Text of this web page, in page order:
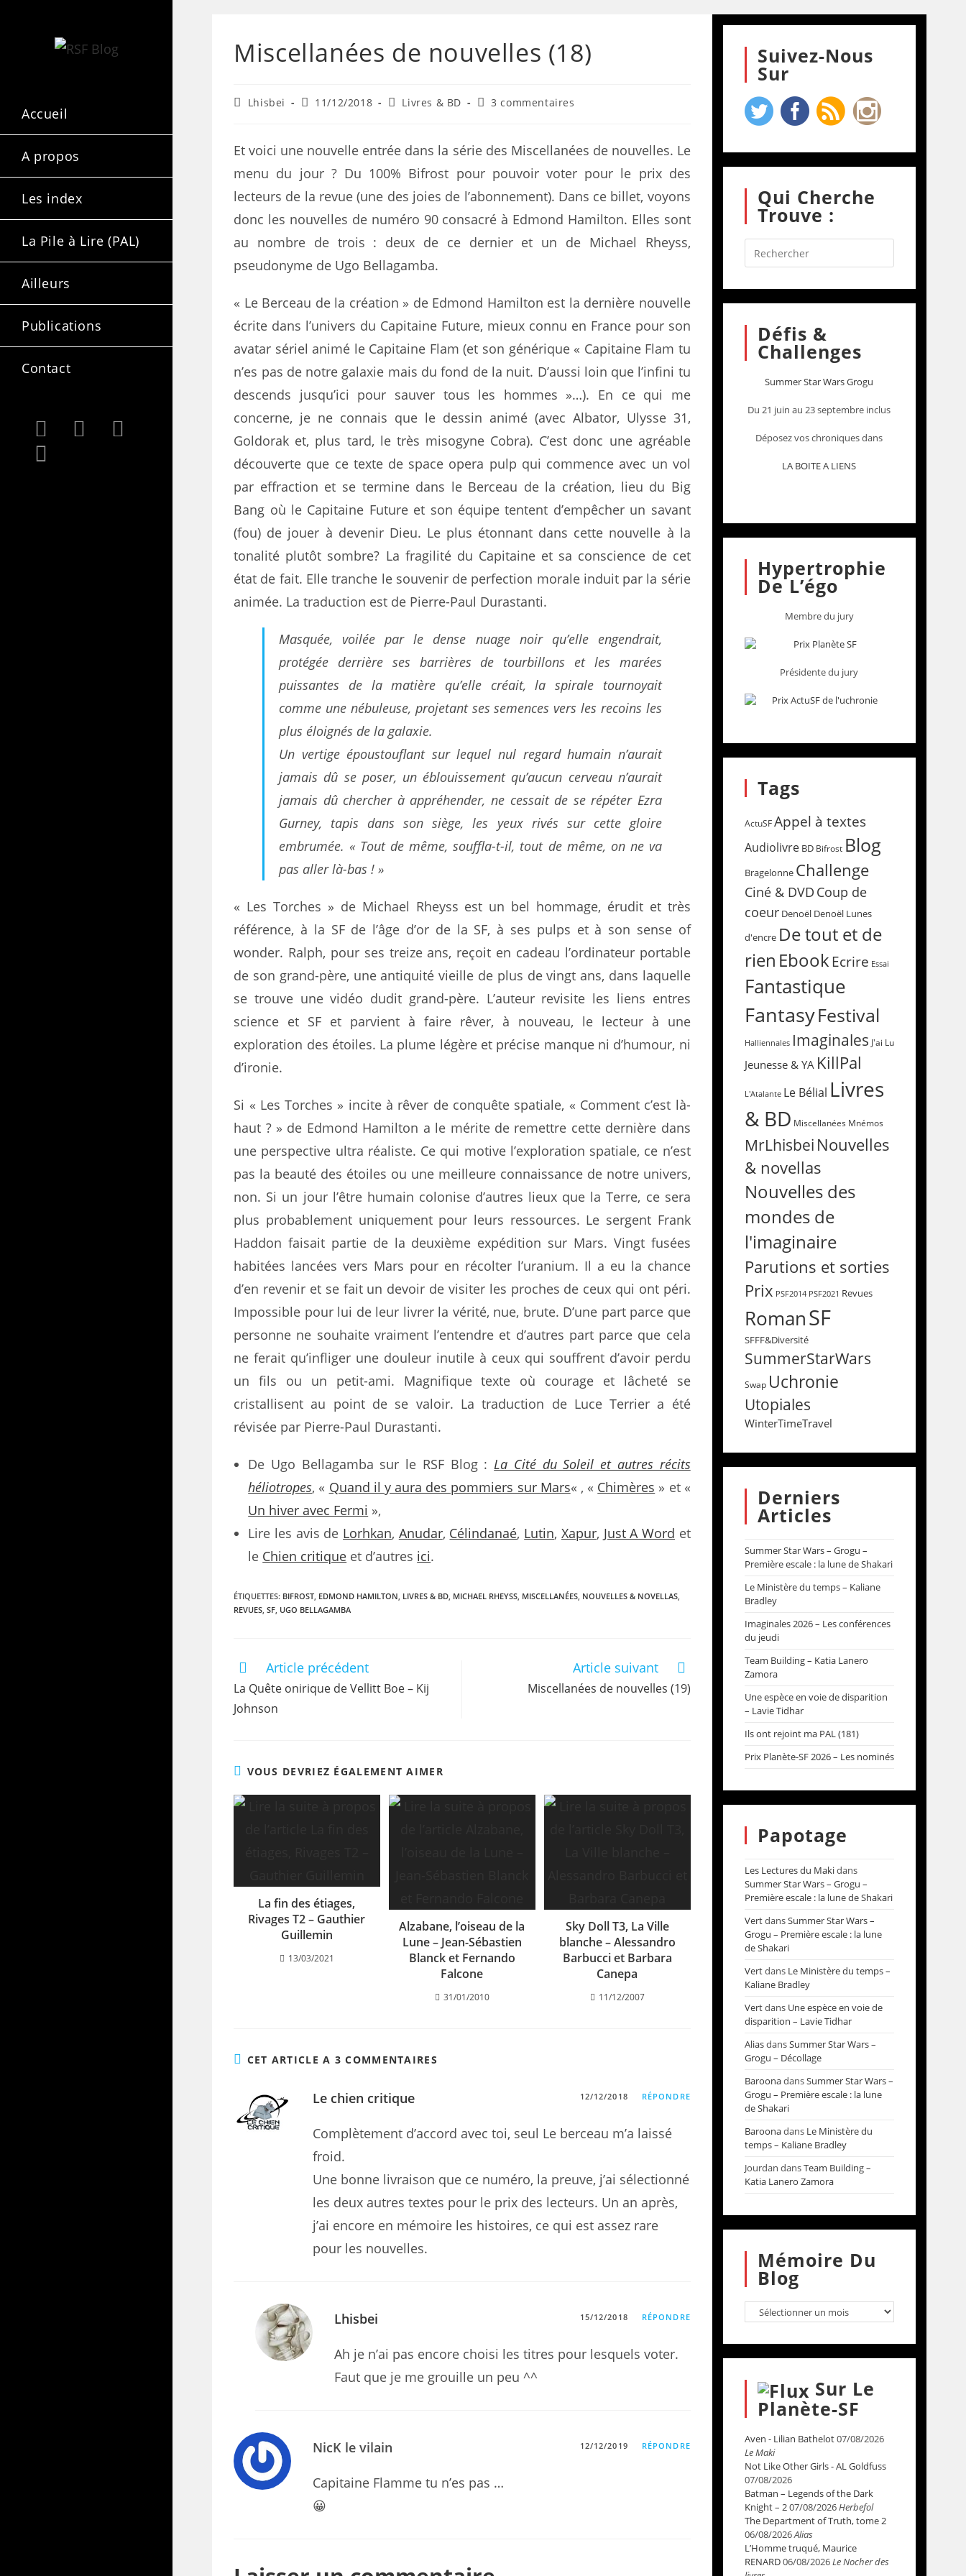
Accueil
A propos
Les index
La Pile à Lire (PAL)
Ailleurs
Publications
Contact
Miscellanées de nouvelles (18)
Lhisbei 11/12/2018 Livres & BD 3 commentaires
Et voici une nouvelle entrée dans la série des Miscellanées de nouvelles. Le
menu du jour ? Du 100% Bifrost pour pouvoir voter pour le prix des
lecteurs de la revue (une des joies de l’abonnement). Dans ce billet, voyons
donc les nouvelles de numéro 90 consacré à Edmond Hamilton. Elles sont
au nombre de trois : deux de ce dernier et un de Michael Rheyss,
pseudonyme de Ugo Bellagamba.
« Le Berceau de la création » de Edmond Hamilton est la dernière nouvelle
écrite dans l’univers du Capitaine Future, mieux connu en France pour son
avatar sériel animé le Capitaine Flam (et son générique « Capitaine Flam tu
n’es pas de notre galaxie mais du fond de la nuit. D’aussi loin que l’infini tu
descends jusqu’ici pour sauver tous les hommes »…). En ce qui me
concerne, je ne connais que le dessin animé (avec Albator, Ulysse 31,
Goldorak et, plus tard, le très misogyne Cobra). C’est donc une agréable
découverte que ce texte de space opera pulp qui commence avec un vol
par effraction et se termine dans le Berceau de la création, lieu du Big
Bang où le Capitaine Future et son équipe tentent d’empêcher un savant
(fou) de jouer à devenir Dieu. Le plus étonnant dans cette nouvelle à la
tonalité plutôt sombre? La fragilité du Capitaine et sa conscience de cet
état de fait. Elle tranche le souvenir de perfection morale induit par la série
animée. La traduction est de Pierre-Paul Durastanti.
Masquée, voilée par le dense nuage noir qu’elle engendrait,
protégée derrière ses barrières de tourbillons et les marées
puissantes de la matière qu’elle créait, la spirale tournoyait
comme une nébuleuse, projetant ses semences vers les recoins les
plus éloignés de la galaxie.
Un vertige époustouflant sur lequel nul regard humain n’aurait
jamais dû se poser, un éblouissement qu’aucun cerveau n’aurait
jamais dû chercher à appréhender, ne cessait de se répéter Ezra
Gurney, tapis dans son siège, les yeux rivés sur cette gloire
embrumée. « Tout de même, souffla-t-il, tout de même, on ne va
pas allerlà-bas ! »
« Les Torches » de Michael Rheyss est un bel hommage, érudit et très
référence, à la SF de l’âge d’or de la SF, à ses pulps et à son sense of
wonder. Ralph, pour ses treize ans, reçoit en cadeau l’ordinateur portable
de son grand-père, une antiquité vieille de plus de vingt ans, dans laquelle
se trouve une vidéo dudit grand-père. L’auteur revisite les liens entres
science et SF et parvient à faire rêver, à nouveau, le lecteur à une
exploration des étoiles. La plume légère et précise manque ni d’humour, ni
d’ironie.
Si « Les Torches » incite à rêver de conquête spatiale, « Comment c’est là-
haut ? » de Edmond Hamilton a le mérite de remettre cette dernière dans
une perspective ultra réaliste. Ce qui motive l’exploration spatiale, ce n’est
pas la beauté des étoiles ou une meilleure connaissance de notre univers,
non. Si un jour l’être humain colonise d’autres lieux que la Terre, ce sera
plus probablement uniquement pour leurs ressources. Le sergent Frank
Haddon faisait partie de la deuxième expédition sur Mars. Vingt fusées
habitées lancées vers Mars pour en récolter l’uranium. Il a eu la chance
d’en revenir et se fait un devoir de visiter les proches de ceux qui ont péri.
Impossible pour lui de leur livrer la vérité, nue, brute. D’une part parce que
personne ne souhaite vraiment l’entendre et d’autres part parce que cela
ne ferait qu’infliger une douleur inutile à ceux qui souffrent d’avoir perdu
un fils ou un petit-ami. Magnifique texte où courage et lâcheté se
cristallisent au point de se valoir. La traduction de Luce Terrier a été
révisée par Pierre-Paul Durastanti.
De Ugo Bellagamba sur le RSF Blog :La Cité du Soleil et autres récits
héliotropes, « Quand il y aura des pommiers sur Mars« , « Chimères » et «
Un hiver avec Fermi »,
Lire les avis de Lorhkan, Anudar, Célindanaé, Lutin, Xapur, Just A Word et
le Chien critique et d’autres ici.
ÉTIQUETTES: BIFROST, EDMOND HAMILTON, LIVRES & BD, MICHAEL RHEYSS, MISCELLANÉES, NOUVELLES & NOVELLAS,
REVUES, SF, UGO BELLAGAMBA
Article précédent
La Quête onirique de Vellitt Boe – Kij
Johnson
Article suivant
Miscellanées de nouvelles (19)
VOUS DEVRIEZ ÉGALEMENT AIMER
La fin des étiages,
Rivages T2 – Gauthier
Guillemin
13/03/2021
Alzabane, l’oiseau de la
Lune – Jean-Sébastien
Blanck et Fernando
Falcone
31/01/2010
Sky Doll T3, La Ville
blanche – Alessandro
Barbucci et Barbara
Canepa
11/12/2007
CET ARTICLE A 3 COMMENTAIRES
Le chien critique 12/12/2018 RÉPONDRE
Complètement d’accord avec toi, seul Le berceau m’a laissé
froid.
Une bonne livraison que ce numéro, la preuve, j’ai sélectionné
les deux autres textes pour le prix des lecteurs. Un an après,
j’ai encore en mémoire les histoires, ce qui est assez rare
pour les nouvelles.
Lhisbei 15/12/2018 RÉPONDRE
Ah je n’ai pas encore choisi les titres pour lesquels voter.
Faut que je me grouille un peu ^^
NicK le vilain 12/12/2019 RÉPONDRE
Capitaine Flamme tu n’es pas …
😀
Suivez-Nous
Sur
Qui Cherche
Trouve :
Défis &
Challenges
Summer Star Wars Grogu
Du 21 juin au 23 septembre inclus
Déposez vos chroniques dans
LA BOITE A LIENS
Hypertrophie
De L’égo
Membre du jury
Présidente du jury
Tags
ActuSF Appel à textes
Audiolivre BD Bifrost Blog
Bragelonne Challenge
Ciné & DVD Coup de
coeur Denoël Denoël Lunes
d'encre De tout et de
rien EbookEcrire Essai
Fantastique
FantasyFestival
Halliennales Imaginales J'ai Lu
Jeunesse & YA KillPal
L'Atalante Le Bélial Livres
& BD Miscellanées Mnémos
MrLhisbei Nouvelles
& novellas
Nouvelles des
mondes de
l'imaginaire
Parutions et sorties
Prix PSF2014 PSF2021 Revues
RomanSF
SFFF&Diversité
SummerStarWars
Swap Uchronie
Utopiales
WinterTimeTravel
Derniers
Articles
Summer Star Wars – Grogu –
Première escale : la lune de Shakari
Le Ministère du temps – Kaliane
Bradley
Imaginales 2026 – Les conférences
du jeudi
Team Building – Katia Lanero
Zamora
Une espèce en voie de disparition
– Lavie Tidhar
Ils ont rejoint ma PAL (181)
Prix Planète-SF 2026 – Les nominés
Papotage
Les Lectures du Makidans
Summer Star Wars – Grogu –
Première escale : la lune de Shakari
VertdansSummer Star Wars –
Grogu – Première escale : la lune
de Shakari
Vertdans Le Ministère du temps –
Kaliane Bradley
Vertdans Une espèce en voie de
disparition – Lavie Tidhar
AliasdansSummer Star Wars –
Grogu – Décollage
BaroonadansSummer Star Wars –
Grogu – Première escale : la lune
de Shakari
Baroonadans Le Ministère du
temps – Kaliane Bradley
Jourdan dansTeam Building –
Katia Lanero Zamora
Mémoire Du
Blog
Sur Le
Planète-SF
Aven - Lilian Bathelot07/08/2026
Le Maki
Not Like Other Girls - AL Goldfuss
07/08/2026
Batman – Legends of the Dark
Knight – 207/08/2026Herbefol
The Department of Truth, tome 2
06/08/2026Alias
L’Homme truqué, Maurice
RENARD06/08/2026Le Nocher des